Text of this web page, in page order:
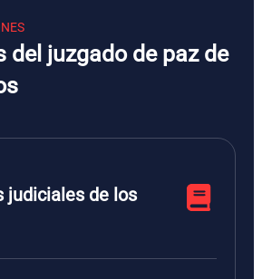
del juzgado de paz de
judiciales de los